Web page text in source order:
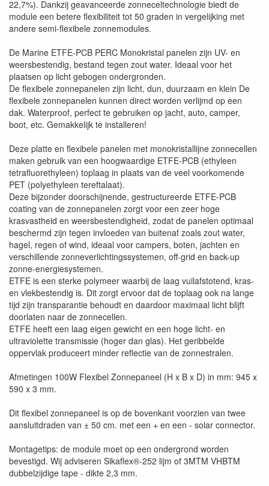
22,7%). Dankzij geavanceerde zonneceltechnologie biedt de
module een betere flexibiliteit tot 50 graden in vergelijking met
andere semi-flexibele zonnemodules.
De Marine ETFE-PCB PERC Monokristal panelen zijn UV- en
weersbestendig, bestand tegen zout water. Ideaal voor het
plaatsen op licht gebogen ondergronden.
De flexibele zonnepanelen zijn licht, dun, duurzaam en klein De
flexibele zonnepanelen kunnen direct worden verlijmd op een
dak. Waterproof, perfect te gebruiken op jacht, auto, camper,
boot, etc. Gemakkelijk te installeren!
Deze platte en flexibele panelen met monokristallijne zonnecellen
maken gebruik van een hoogwaardige ETFE-PCB (ethyleen
tetrafluorethyleen) toplaag in plaats van de veel voorkomende
PET (polyethyleen tereftalaat).
Deze bijzonder doorschijnende, gestructureerde ETFE-PCB
coating van de zonnepanelen zorgt voor een zeer hoge
krasvastheid en weersbestendigheid, zodat de panelen optimaal
beschermd zijn tegen invloeden van buitenaf zoals zout water,
hagel, regen of wind, ideaal voor campers, boten, jachten en
verschillende zonneverlichtingssystemen, off-grid en back-up
zonne-energiesystemen.
ETFE is een sterke polymeer waarbij de laag vuilafstotend, kras-
en vlekbestendig is. Dit zorgt ervoor dat de toplaag ook na lange
tijd zijn transparantie behoudt en daardoor maximaal licht blijft
doorlaten naar de zonnecellen.
ETFE heeft een laag eigen gewicht en een hoge licht- en
ultraviolette transmissie (hoger dan glas). Het geribbelde
oppervlak produceert minder reflectie van de zonnestralen.
Afmetingen 100W Flexibel Zonnepaneel (H x B x D) in mm: 945 x
590 x 3 mm.
Dit flexibel zonnepaneel is op de bovenkant voorzien van twee
aansluitdraden van ± 50 cm. met een + en een - solar connector.
Montagetips: de module moet op een ondergrond worden
bevestigd. Wij adviseren Sikaflex®-252 lijm of 3MTM VHBTM
dubbelzijdige tape - dikte 2,3 mm.